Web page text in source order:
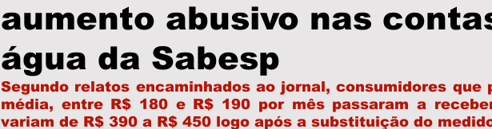
Obras Escolas Eleições Região
aumento abusivo nas
água da Sabesp
Segundo relatos encaminhados ao jornal, consumidores que
média, entre R$ 180 e R$ 190 por mês passaram a
variam de R$ 390 a R$ 450 logo após a substituição do